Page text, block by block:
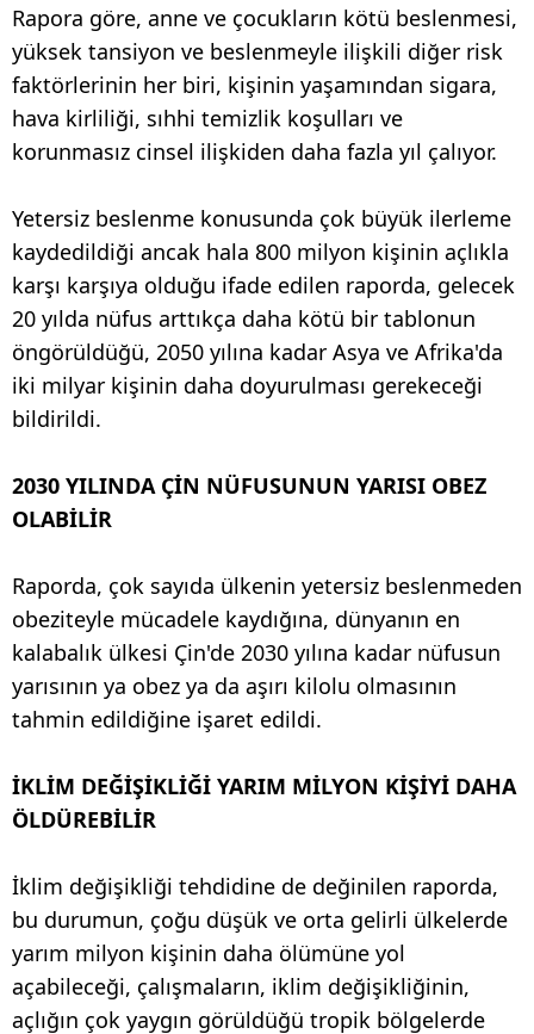
Rapora göre, anne ve çocukların kötü beslenmesi,
yüksek tansiyon ve beslenmeyle ilişkili diğer risk
faktörlerinin her biri, kişinin yaşamından sigara,
hava kirliliği, sıhhi temizlik koşulları ve
korunmasız cinsel ilişkiden daha fazla yıl çalıyor.
Yetersiz beslenme konusunda çok büyük ilerleme
kaydedildiği ancak hala 800 milyon kişinin açlıkla
karşı karşıya olduğu ifade edilen raporda, gelecek
20 yılda nüfus arttıkça daha kötü bir tablonun
öngörüldüğü, 2050 yılına kadar Asya ve Afrika'da
iki milyar kişinin daha doyurulması gerekeceği
bildirildi.
2030 YILINDA ÇİN NÜFUSUNUN YARISI OBEZ
OLABİLİR
Raporda, çok sayıda ülkenin yetersiz beslenmeden
obeziteyle mücadele kaydığına, dünyanın en
kalabalık ülkesi Çin'de 2030 yılına kadar nüfusun
yarısının ya obez ya da aşırı kilolu olmasının
tahmin edildiğine işaret edildi.
İKLİM DEĞİŞİKLİĞİ YARIM MİLYON KİŞİYİ DAHA
ÖLDÜREBİLİR
İklim değişikliği tehdidine de değinilen raporda,
bu durumun, çoğu düşük ve orta gelirli ülkelerde
yarım milyon kişinin daha ölümüne yol
açabileceği, çalışmaların, iklim değişikliğinin,
açlığın çok yaygın görüldüğü tropik bölgelerde